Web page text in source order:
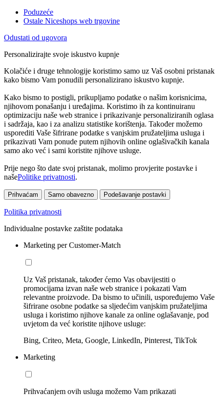
Poduzeće
Ostale Niceshops web trgovine
Odustati od ugovora
Personalizirajte svoje iskustvo kupnje
Kolačiće i druge tehnologije koristimo samo uz Vaš osobni pristanak
kako bismo Vam ponudili personalizirano iskustvo kupnje.
Kako bismo to postigli, prikupljamo podatke o našim korisnicima,
njihovom ponašanju i uređajima. Koristimo ih za kontinuiranu
optimizaciju naše web stranice i prikazivanje personaliziranih oglasa
i sadržaja, kao i za analizu statistike korištenja. Također možemo
usporediti Vaše šifrirane podatke s vanjskim pružateljima usluga i
prikazivati Vam ponude putem njihovih online oglašivačkih kanala
samo ako već i sami koristite njihove usluge.
Prije nego što date svoj pristanak, molimo provjerite postavke i
našePolitike privatnosti.
Prihvaćam Samo obavezno Podešavanje postavki
Politika privatnosti
Individualne postavke zaštite podataka
Marketing per Customer-Match
Uz Vaš pristanak, također ćemo Vas obavijestiti o
promocijama izvan naše web stranice i pokazati Vam
relevantne proizvode. Da bismo to učinili, uspoređujemo Vaše
šifrirane osobne podatke sa sljedećim vanjskim pružateljima
usluga i koristimo njihove kanale za online oglašavanje, pod
uvjetom da već koristite njihove usluge:
Bing, Criteo, Meta, Google, LinkedIn, Pinterest, TikTok
Marketing
Prihvaćanjem ovih usluga možemo Vam prikazati